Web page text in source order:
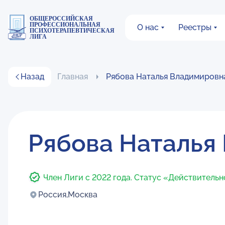
ОБЩЕРОССИЙСКАЯ
ПРОФЕССИОНАЛЬНАЯ
ПСИХОТЕРАПЕВТИЧЕСКАЯ
ЛИГА
О нас Реестры
Назад Главная Рябова Наталья
Рябова
Член Лиги с 2022 года. Статус
Россия,Москва